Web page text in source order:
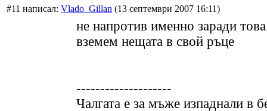
#11 написал: Vlado_Gillan (13 септември 2007 16:11)
не напротив именно заради
вземем нещата в свой ръце
--------------------
Чалгата е за мъже изпаднали в